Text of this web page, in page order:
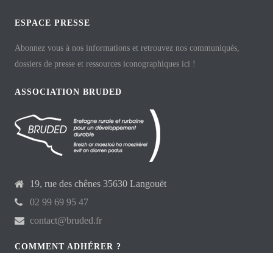
ESPACE PRESSE
Abonnez vous à nos informations et retrouvez nos communiqués,
dossiers de presse et ressources iconographiques ici !
ASSOCIATION BRUDED
19, rue des chênes 35630 Langouët
02 99 69 95 47
contact@bruded.fr
COMMENT ADHÉRER ?